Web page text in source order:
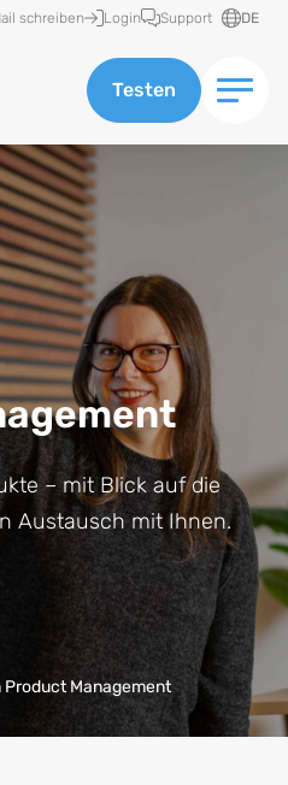
schreiben Login Support DE
Testen
– mit Blick auf die
Austausch mit Ihnen.
Product Management